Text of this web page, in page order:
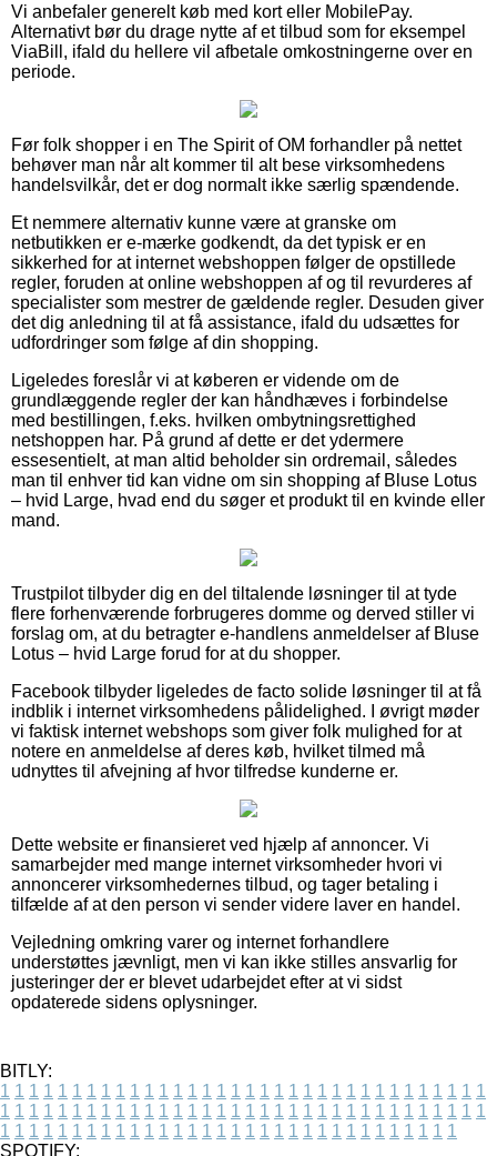
Vi anbefaler generelt køb med kort eller MobilePay.
Alternativt bør du drage nytte af et tilbud som for eksempel
ViaBill, ifald du hellere vil afbetale omkostningerne over en
periode.
Før folk shopper i en The Spirit of OM forhandler på nettet
behøver man når alt kommer til alt bese virksomhedens
handelsvilkår, det er dog normalt ikke særlig spændende.
Et nemmere alternativ kunne være at granske om
netbutikken er e-mærke godkendt, da det typisk er en
sikkerhed for at internet webshoppen følger de opstillede
regler, foruden at online webshoppen af og til revurderes af
specialister som mestrer de gældende regler. Desuden giver
det dig anledning til at få assistance, ifald du udsættes for
udfordringer som følge af din shopping.
Ligeledes foreslår vi at køberen er vidende om de
grundlæggende regler der kan håndhæves i forbindelse
med bestillingen, f.eks. hvilken ombytningsrettighed
netshoppen har. På grund af dette er det ydermere
essesentielt, at man altid beholder sin ordremail, således
man til enhver tid kan vidne om sin shopping af Bluse Lotus
– hvid Large, hvad end du søger et produkt til en kvinde eller
mand.
Trustpilot tilbyder dig en del tiltalende løsninger til at tyde
flere forhenværende forbrugeres domme og derved stiller vi
forslag om, at du betragter e-handlens anmeldelser af Bluse
Lotus – hvid Large forud for at du shopper.
Facebook tilbyder ligeledes de facto solide løsninger til at få
indblik i internet virksomhedens pålidelighed. I øvrigt møder
vi faktisk internet webshops som giver folk mulighed for at
notere en anmeldelse af deres køb, hvilket tilmed må
udnyttes til afvejning af hvor tilfredse kunderne er.
Dette website er finansieret ved hjælp af annoncer. Vi
samarbejder med mange internet virksomheder hvori vi
annoncerer virksomhedernes tilbud, og tager betaling i
tilfælde af at den person vi sender videre laver en handel.
Vejledning omkring varer og internet forhandlere
understøttes jævnligt, men vi kan ikke stilles ansvarlig for
justeringer der er blevet udarbejdet efter at vi sidst
opdaterede sidens oplysninger.
BITLY:
1 1 1 1 1 1 1 1 1 1 1 1 1 1 1 1 1 1 1 1 1 1 1 1 1 1 1 1 1 1 1 1 1 1
1 1 1 1 1 1 1 1 1 1 1 1 1 1 1 1 1 1 1 1 1 1 1 1 1 1 1 1 1 1 1 1 1 1
1 1 1 1 1 1 1 1 1 1 1 1 1 1 1 1 1 1 1 1 1 1 1 1 1 1 1 1 1 1 1 1
SPOTIFY: